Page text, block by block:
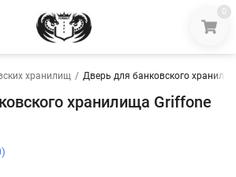
0
хранилищ / Дверь для банковского
хранилища Griffone